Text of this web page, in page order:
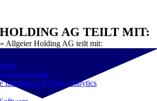
AI Low Code
Intelligenz & Data Analytics
AG TEILT MIT:
Allgeier Holding AG teilt mit: